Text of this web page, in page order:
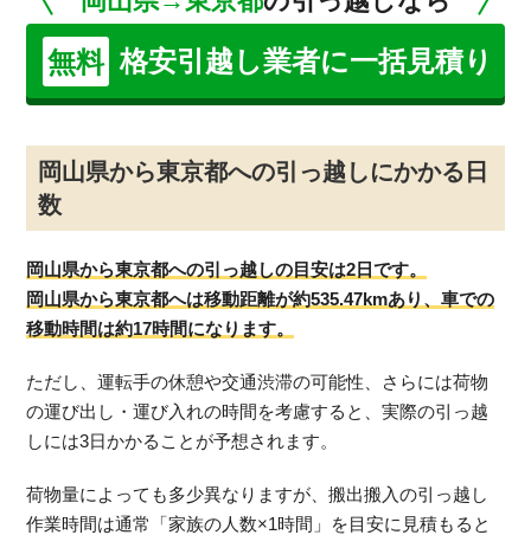
無料 格安引越し業者に一括見積り
岡山県から東京都への引っ越しにかかる日
数
岡山県から東京都への引っ越しの目安は2日です。
岡山県から東京都へは移動距離が約535.47kmあり、車での
移動時間は約17時間になります。
ただし、運転手の休憩や交通渋滞の可能性、さらには荷物
の運び出し・運び入れの時間を考慮すると、実際の引っ越
しには3日かかることが予想されます。
荷物量によっても多少異なりますが、搬出搬入の引っ越し
作業時間は通常「家族の人数×1時間」を目安に見積もると